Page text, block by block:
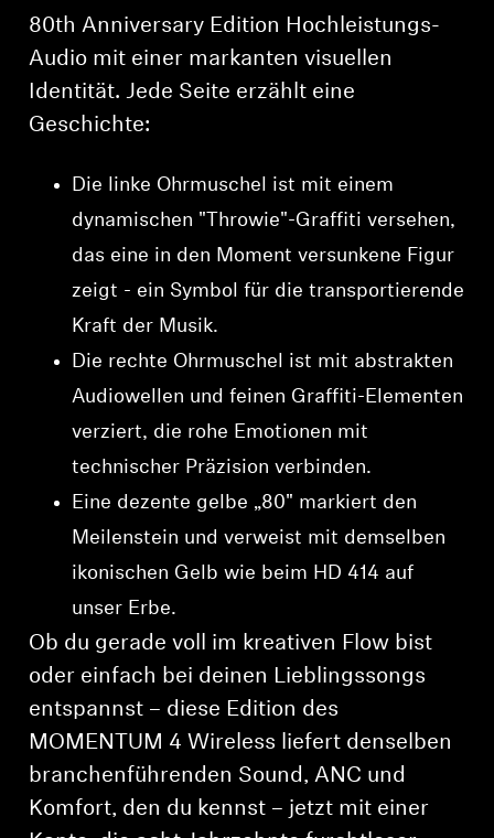
80th Anniversary Edition Hochleistungs-
Audio mit einer markanten visuellen
Identität. Jede Seite erzählt eine
Geschichte:
Die linke Ohrmuschel ist mit einem
dynamischen "Throwie"-Graffiti versehen,
das eine in den Moment versunkene Figur
zeigt - ein Symbol für die transportierende
Kraft der Musik.
Die rechte Ohrmuschel ist mit abstrakten
Audiowellen und feinen Graffiti-Elementen
verziert, die rohe Emotionen mit
technischer Präzision verbinden.
Eine dezente gelbe „80" markiert den
Meilenstein und verweist mit demselben
ikonischen Gelb wie beim HD 414 auf
unser Erbe.
Ob du gerade voll im kreativen Flow bist
oder einfach bei deinen Lieblingssongs
entspannst – diese Edition des
MOMENTUM 4 Wireless liefert denselben
branchenführenden Sound, ANC und
Komfort, den du kennst – jetzt mit einer